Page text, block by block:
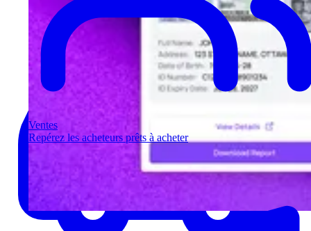
Ventes
Repérez les acheteurs prêts à acheter